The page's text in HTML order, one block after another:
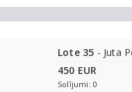
Lote 35 - Juta
450 EUR
Solījumi: 0